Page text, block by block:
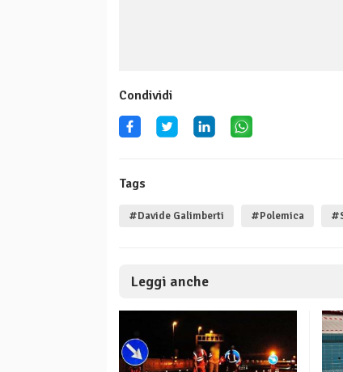
Condividi
Tags
#Davide Galimberti #Polemica
Leggi anche